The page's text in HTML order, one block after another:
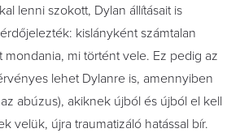
lenni szokott, Dylan állításait is
kislányként számtalan
mondania, mi történt vele. Ez pedig az
lehet Dylanre is, amennyiben
abúzus), akiknek újból és újból el kell
velük, újra traumatizáló hatással bír.